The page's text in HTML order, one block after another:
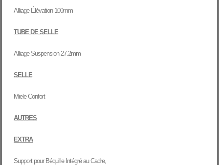
Alliage Élévation 100mm
TUBE DE SELLE
Alliage Suspension 27.2mm
SELLE
Miele Confort
AUTRES
EXTRA
Support pour Béquille Intégré au Cadre,